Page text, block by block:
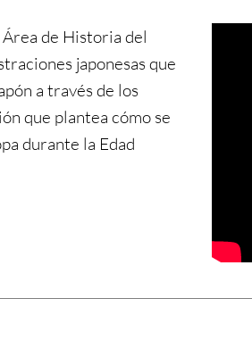
de Historia del
japonesas que
a través de los
que plantea cómo se
durante la Edad